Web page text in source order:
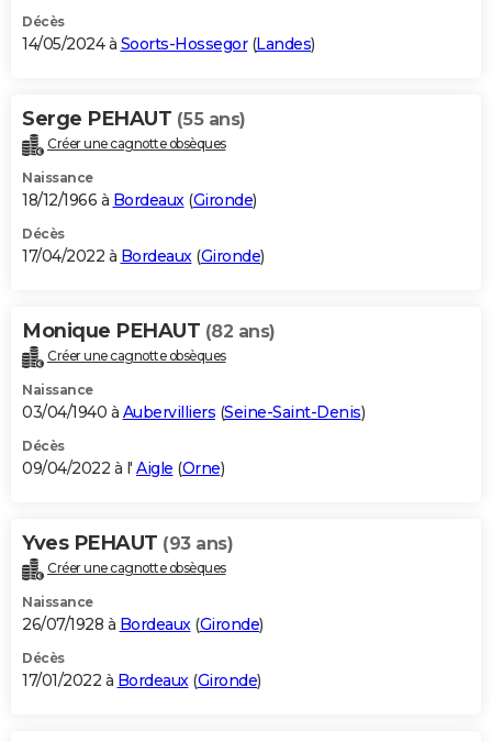
Décès
14/05/2024 à Soorts-Hossegor(Landes)
Serge PEHAUT (55 ans)
Créer une cagnotte obsèques
Naissance
18/12/1966 à Bordeaux(Gironde)
Décès
17/04/2022 à Bordeaux(Gironde)
Monique PEHAUT (82 ans)
Créer une cagnotte obsèques
Naissance
03/04/1940 à Aubervilliers (Seine-Saint-Denis)
Décès
09/04/2022 à l' Aigle (Orne)
Yves PEHAUT (93 ans)
Créer une cagnotte obsèques
Naissance
26/07/1928 à Bordeaux(Gironde)
Décès
17/01/2022 à Bordeaux(Gironde)